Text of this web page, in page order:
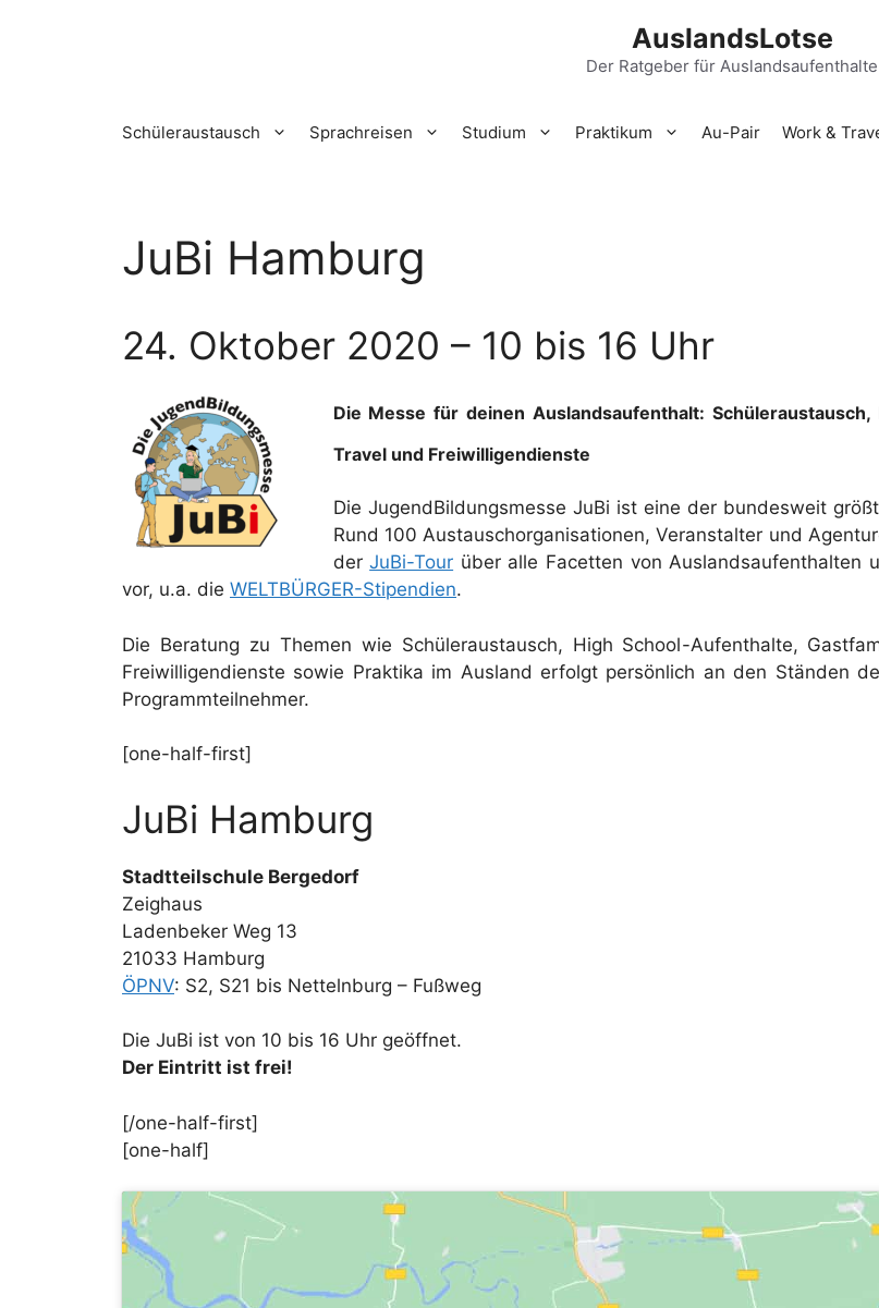
AuslandsLotse
Der Ratgeber für Auslandsaufenthalte
Schüleraustausch Sprachreisen Studium Praktikum Au-Pair Work &
JuBi Hamburg
24. Oktober 2020 – 10 bis 16 Uhr
Die Messe für deinen Auslandsaufenthalt:
Travel und Freiwilligendienste
Die JugendBildungsmesse JuBi ist eine der bundesweit
Rund 100 Austauschorganisationen, Veranstalter und
derJuBi-Tour über alle Facetten von Auslandsaufenthalten
vor, u.a. die WELTBÜRGER-Stipendien.
Die Beratung zu Themen wie Schüleraustausch, High School-Aufenthalte,
Freiwilligendienste sowie Praktika im Ausland erfolgt persönlich an den Ständen
Programmteilnehmer.
[one-half-first]
JuBi Hamburg
Stadtteilschule Bergedorf
Zeighaus
Ladenbeker Weg 13
21033 Hamburg
ÖPNV: S2, S21 bis Nettelnburg – Fußweg
Die JuBi ist von 10 bis 16 Uhr geöffnet.
Der Eintritt ist frei!
[/one-half-first]
[one-half]